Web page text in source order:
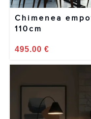
Chimenea
110cm
495.00 €